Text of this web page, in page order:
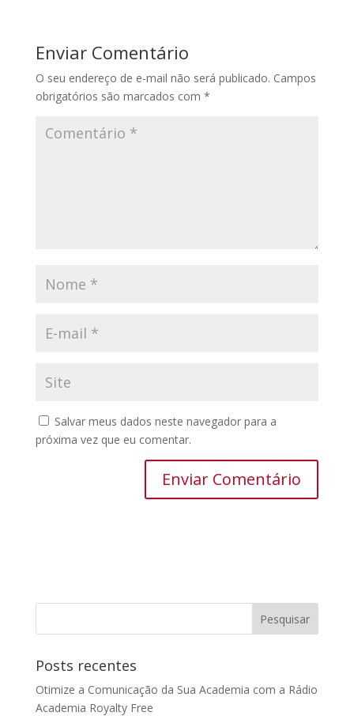
Enviar Comentário
O seu endereço de e-mail não será publicado. Campos
obrigatórios são marcados com *
Salvar meus dados neste navegador para a
próxima vez que eu comentar.
Posts recentes
Otimize a Comunicação da Sua Academia com a Rádio
Academia Royalty Free